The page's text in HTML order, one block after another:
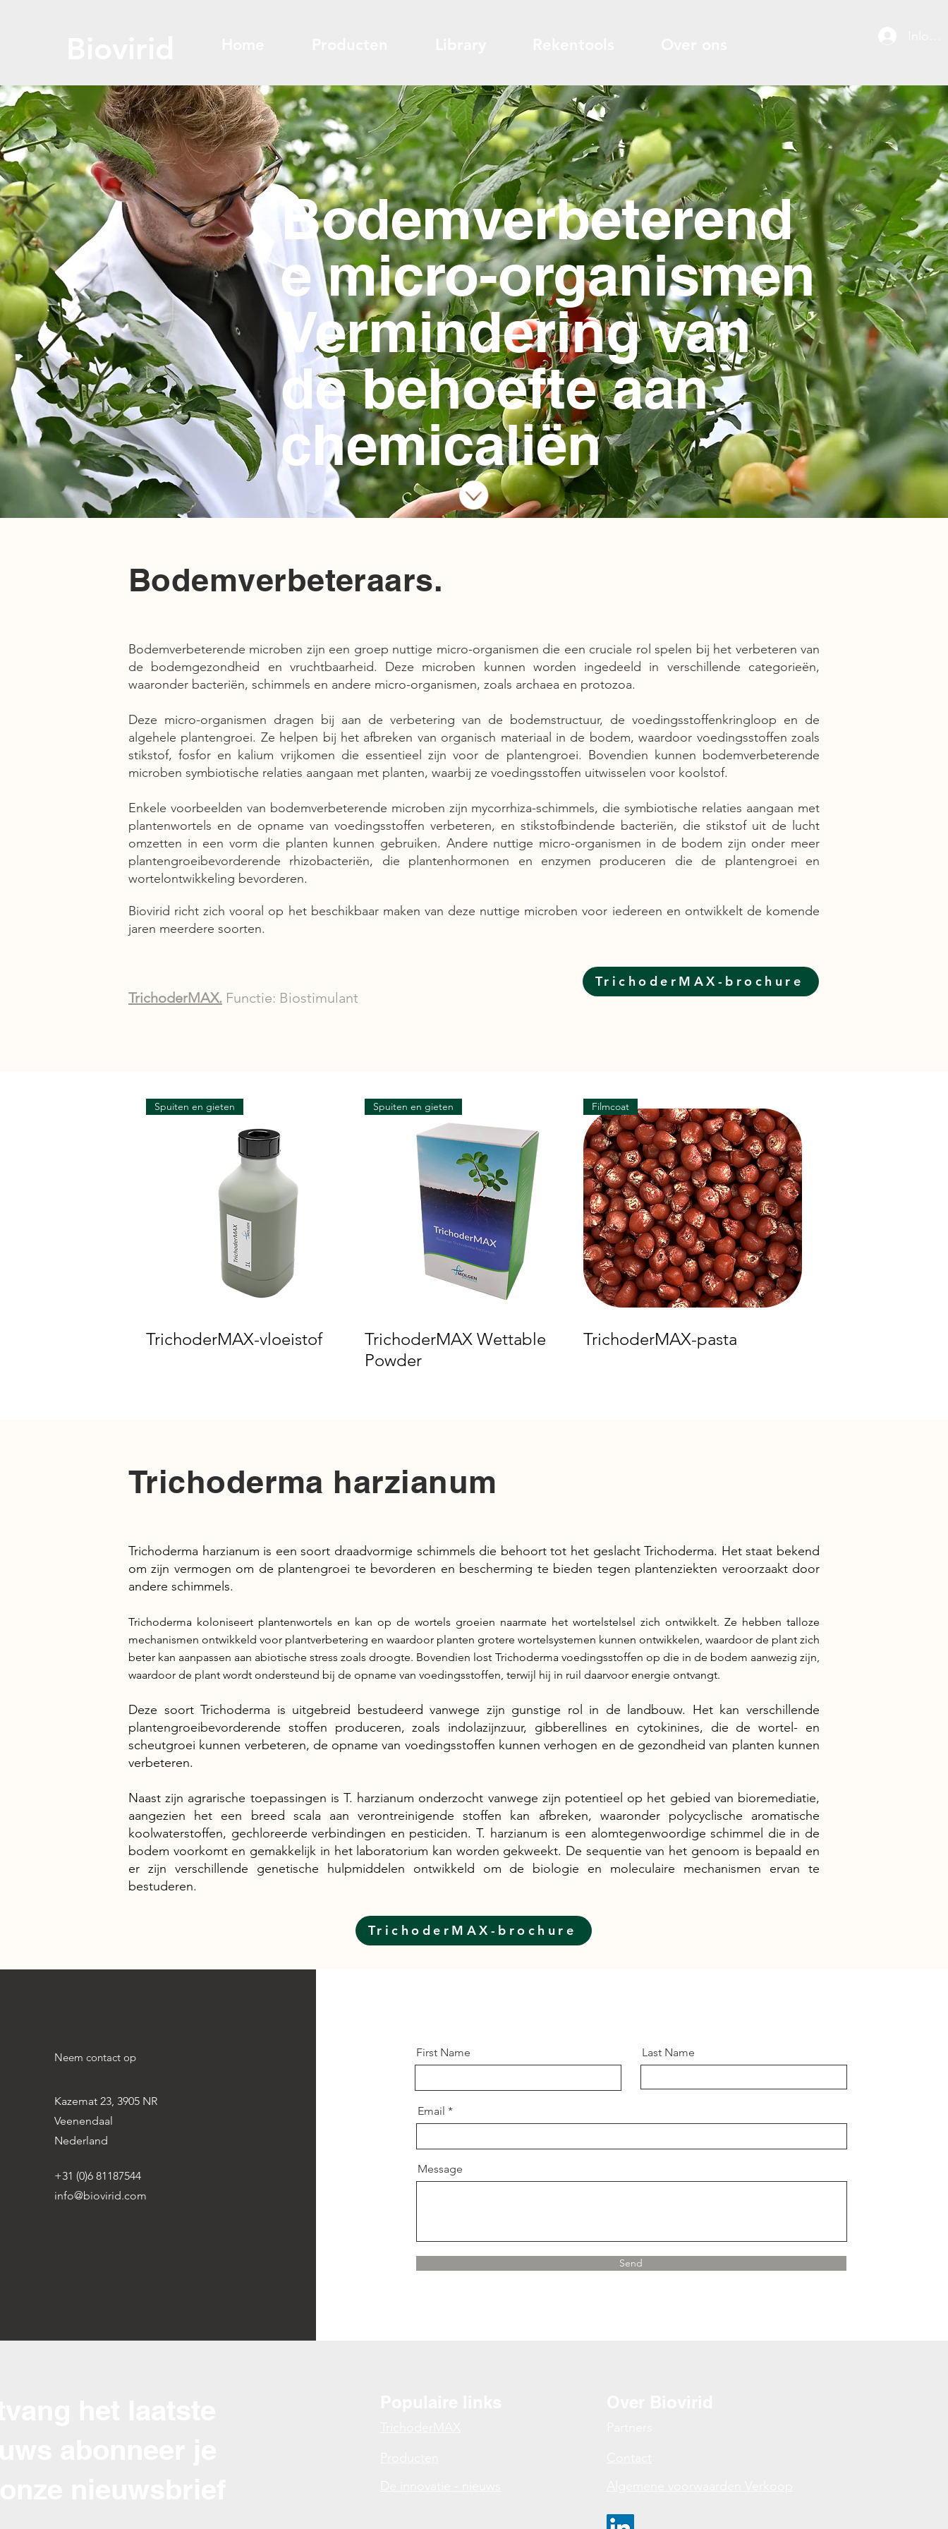
Bodemverbeterend
e micro-organismen
Vermindering van
de behoefte aan
chemicaliën
Bodemverbeteraars.
Bodemverbeterende microben zijn een groep nuttige micro-organismen die een cruciale rol spelen bij het verbeteren van
de bodemgezondheid en vruchtbaarheid. Deze microben kunnen worden ingedeeld in verschillende categorieën,
waaronder bacteriën, schimmels en andere micro-organismen, zoals archaea en protozoa.
Deze micro-organismen dragen bij aan de verbetering van de bodemstructuur, de voedingsstoffenkringloop en de
algehele plantengroei. Ze helpen bij het afbreken van organisch materiaal in de bodem, waardoor voedingsstoffen zoals
stikstof, fosfor en kalium vrijkomen die essentieel zijn voor de plantengroei. Bovendien kunnen bodemverbeterende
microben symbiotische relaties aangaan met planten, waarbij ze voedingsstoffen uitwisselen voor koolstof.
Enkele voorbeelden van bodemverbeterende microben zijn mycorrhiza-schimmels, die symbiotische relaties aangaan met
plantenwortels en de opname van voedingsstoffen verbeteren, en stikstofbindende bacteriën, die stikstof uit de lucht
omzetten in een vorm die planten kunnen gebruiken. Andere nuttige micro-organismen in de bodem zijn onder meer
plantengroeibevorderende rhizobacteriën, die plantenhormonen en enzymen produceren die de plantengroei en
wortelontwikkeling bevorderen.
Biovirid richt zich vooral op het beschikbaar maken van deze nuttige microben voor iedereen en ontwikkelt de komende
jaren meerdere soorten.
TrichoderMAX. Functie: Biostimulant
TrichoderMAX-brochure
Spuiten en gieten
TrichoderMAX-vloeistof
Spuiten en gieten
TrichoderMAX Wettable
Powder
Filmcoat
TrichoderMAX-pasta
Trichoderma harzianum
Trichoderma harzianum is een soort draadvormige schimmels die behoort tot het geslacht Trichoderma. Het staat bekend
om zijn vermogen om de plantengroei te bevorderen en bescherming te bieden tegen plantenziekten veroorzaakt door
andere schimmels.
Trichoderma koloniseert plantenwortels en kan op de wortels groeien naarmate het wortelstelsel zich ontwikkelt. Ze hebben talloze
mechanismen ontwikkeld voor plantverbetering en waardoor planten grotere wortelsystemen kunnen ontwikkelen, waardoor de plant zich
beter kan aanpassen aan abiotische stress zoals droogte. Bovendien lost Trichoderma voedingsstoffen op die in de bodem aanwezig zijn,
waardoor de plant wordt ondersteund bij de opname van voedingsstoffen, terwijl hij in ruil daarvoor energie ontvangt.
Deze soort Trichoderma is uitgebreid bestudeerd vanwege zijn gunstige rol in de landbouw. Het kan verschillende
plantengroeibevorderende stoffen produceren, zoals indolazijnzuur, gibberellines en cytokinines, die de wortel- en
scheutgroei kunnen verbeteren, de opname van voedingsstoffen kunnen verhogen en de gezondheid van planten kunnen
verbeteren.
Naast zijn agrarische toepassingen is T. harzianum onderzocht vanwege zijn potentieel op het gebied van bioremediatie,
aangezien het een breed scala aan verontreinigende stoffen kan afbreken, waaronder polycyclische aromatische
koolwaterstoffen, gechloreerde verbindingen en pesticiden. T. harzianum is een alomtegenwoordige schimmel die in de
bodem voorkomt en gemakkelijk in het laboratorium kan worden gekweekt. De sequentie van het genoom is bepaald en
er zijn verschillende genetische hulpmiddelen ontwikkeld om de biologie en moleculaire mechanismen ervan te
bestuderen.
TrichoderMAX-brochure
Neem contact op
Kazemat 23, 3905 NR
Veenendaal
Nederland
+31 (0)6 81187544
info@biovirid.com
First Name Last Name
Email
Message
Send